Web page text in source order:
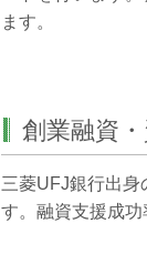
ます。
創業融資
三菱UFJ銀行出身
す。融資支援成功